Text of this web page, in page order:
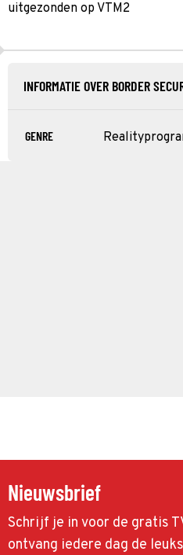
uitgezonden op VTM2
INFORMATIE OVER BORDER
GENRE
Nieuwsbrief
Schrijf je in voor de gratis
ontvang iedere dag de